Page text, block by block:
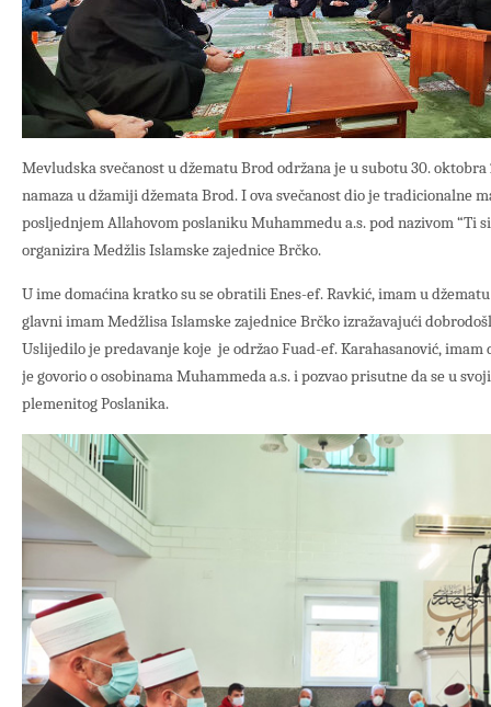
Mevludska svečanost u džematu Brod održana je u subotu 30. oktobra
namaza u džamiji džemata Brod. I ova svečanost dio je tradicionalne
posljednjem Allahovom poslaniku Muhammedu a.s. pod nazivom “Ti
organizira Medžlis Islamske zajednice Brčko.
U ime domaćina kratko su se obratili Enes-ef. Ravkić, imam u
glavni imam Medžlisa Islamske zajednice Brčko izražavajući
Uslijedilo je predavanje koje je održao Fuad-ef. Karahasanović, imam
je govorio o osobinama Muhammeda a.s. i pozvao prisutne da se u
plemenitog Poslanika.